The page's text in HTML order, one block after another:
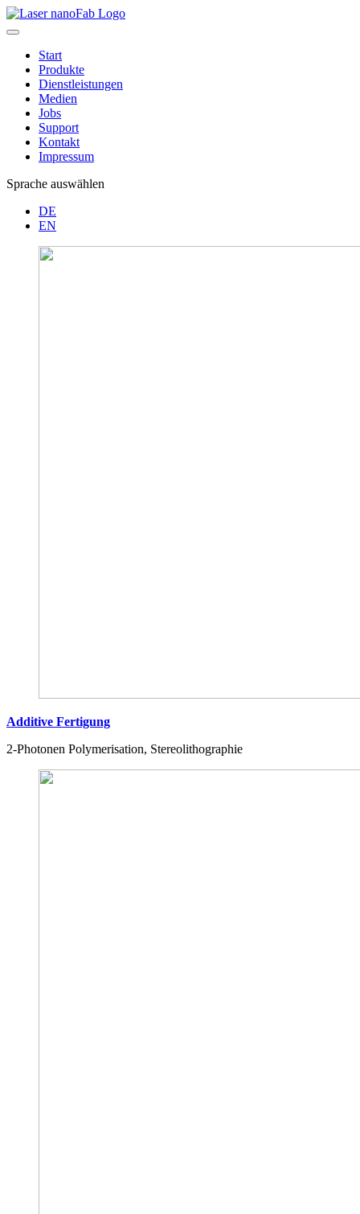
Start
Produkte
Dienstleistungen
Medien
Jobs
Support
Kontakt
Impressum
Sprache auswählen
DE
EN
Additive Fertigung
2-Photonen Polymerisation, Stereolithographie